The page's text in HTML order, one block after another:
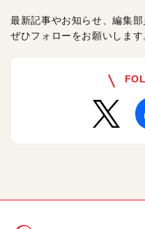
最新記事やお知らせ、編集
ぜひフォローをお願いします